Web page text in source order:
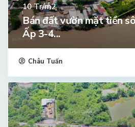
10Tr/m2
Bán đất vườn mặt tiền
Ấp 3-4...
Châu Tuấn